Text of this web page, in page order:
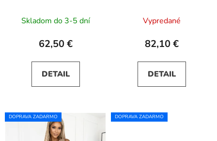
Skladom do 3-5 dní
62,50 €
DETAIL
Vypredané
82,10 €
DETAIL
DOPRAVA ZADARMO DOPRAVA ZADARMO